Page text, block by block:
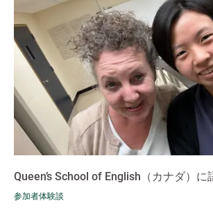
Queen’s School of English（カナダ）に
参加者体験談